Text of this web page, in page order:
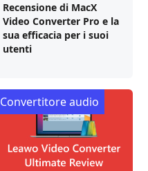
Recensione di MacX
Video Converter Pro e la
sua efficacia per i suoi
utenti
Convertitore audio